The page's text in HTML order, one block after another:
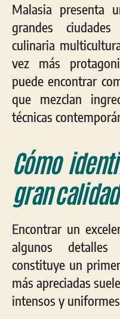
Malasia presenta
grandes
culinaria
vez más
puede encontrar
que mezclan
técnicas
Cómo
gran
Encontrar un
algunos
constituye un
más apreciadas
intensos y